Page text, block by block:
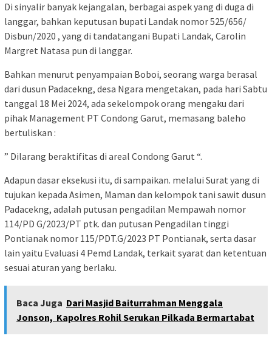
Di sinyalir banyak kejangalan, berbagai aspek yang di duga di
langgar, bahkan keputusan bupati Landak nomor 525/656/
Disbun/2020 , yang di tandatangani Bupati Landak, Carolin
Margret Natasa pun di langgar.
Bahkan menurut penyampaian Boboi, seorang warga berasal
dari dusun Padacekng, desa Ngara mengetakan, pada hari Sabtu
tanggal 18 Mei 2024, ada sekelompok orang mengaku dari
pihak Management PT Condong Garut, memasang baleho
bertuliskan :
” Dilarang beraktifitas di areal Condong Garut “.
Adapun dasar eksekusi itu, di sampaikan. melalui Surat yang di
tujukan kepada Asimen, Maman dan kelompok tani sawit dusun
Padacekng, adalah putusan pengadilan Mempawah nomor
114/PD G/2023/PT ptk. dan putusan Pengadilan tinggi
Pontianak nomor 115/PDT.G/2023 PT Pontianak, serta dasar
lain yaitu Evaluasi 4 Pemd Landak, terkait syarat dan ketentuan
sesuai aturan yang berlaku.
Baca Juga Dari Masjid Baiturrahman Menggala
Jonson, Kapolres Rohil Serukan Pilkada Bermartabat